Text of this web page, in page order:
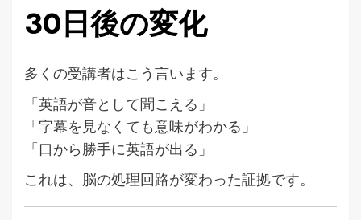
30日後の変化
多くの受講者はこう言います。
「英語が音として聞こえる」
「字幕を見なくても意味がわかる」
「口から勝手に英語が出る」
これは、脳の処理回路が変わった証拠です。